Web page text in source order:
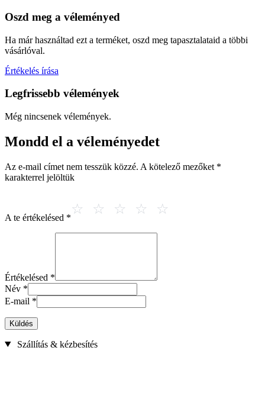
Oszd meg a véleményed
Ha már használtad ezt a terméket, oszd meg tapasztalataid a többi
vásárlóval.
Értékelés írása
Legfrissebb vélemények
Még nincsenek vélemények.
Mondd el a véleményedet
Az e-mail címet nem tesszük közzé. A kötelező mezőket *
karakterrel jelöltük
A te értékelésed *
Értékelésed *
Név *
E-mail *
Küldés
Szállítás & kézbesítés